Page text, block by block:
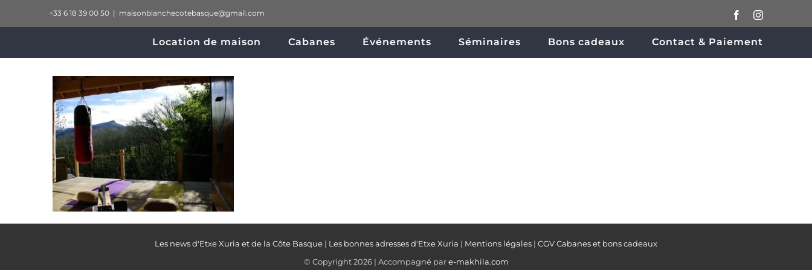
au
+33 6 18 39 00 50 | maisonblanchecotebasque@gmail.com FacebookInstagram
Location de maison Cabanes Événements Séminaires Bons cadeaux Contact & Paiement
Les news d'Etxe Xuria et de la Côte Basque | Les bonnes adresses d'Etxe Xuria | Mentions légales | CGV Cabanes et bons cadeaux
© Copyright2026 | Accompagné pare-makhila.com